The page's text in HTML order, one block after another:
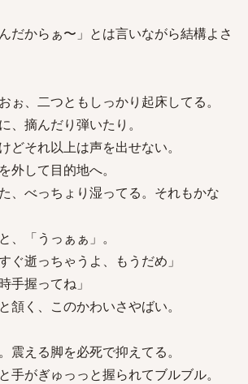
だからぁ〜」とは言いながら結構よさ
ぉ、二つともしっかり起床してる。
、摘んだり弾いたり。
どそれ以上は声を出せない。
外して目的地へ。
、べっちょり湿ってる。それもかな
、「うっぁぁ」。
ぐ逝っちゃうよ、もうだめ」
手握ってね」
頷く、このかわいさやばい。
震える脚を必死で抑えてる。
手がぎゅっっと握られてブルブル。